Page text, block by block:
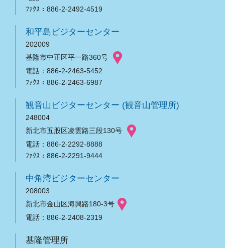
ﾌｧｸｽ：886-2-2492-4519
和平島ビジターセンター
202009
基隆市中正区平一路360号
電話：886-2-2463-5452
ﾌｧｸｽ：886-2-2463-6987
観音山ビジターセンター (観音山管理所)
248004
新北市五股区凌雲路三段130号
電話：886-2-2292-8888
ﾌｧｸｽ：886-2-2291-9444
中角湾ビジターセンター
208003
新北市金山区海興路180-3号
電話：886-2-2408-2319
基隆管理所